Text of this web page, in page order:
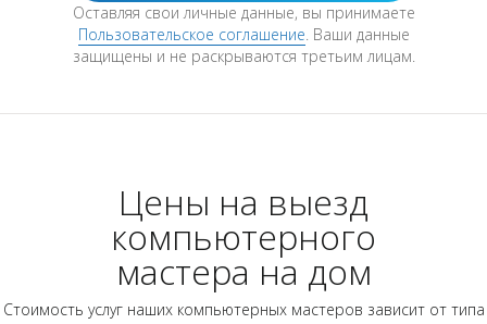
Оставляя свои личные данные, вы принимаете
Пользовательское соглашение. Ваши данные
защищены и не раскрываются третьим лицам.
Цены на выезд
компьютерного
мастера на дом
Стоимость услуг наших компьютерных мастеров зависит от типа